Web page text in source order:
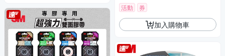
活動 券
加入購物車